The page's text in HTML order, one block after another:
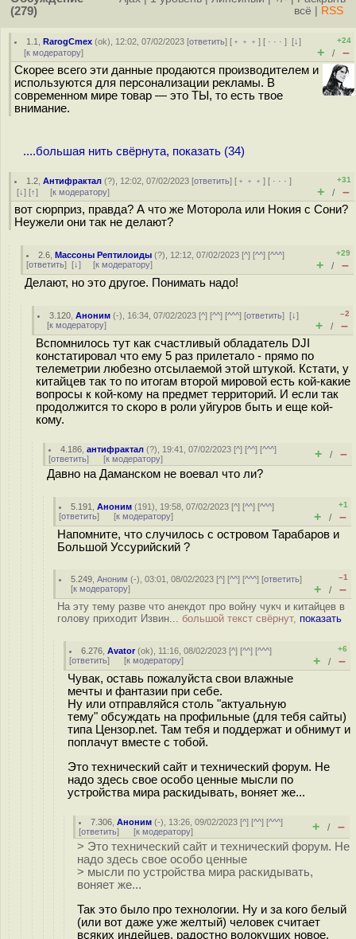
(279)
всё
RSS
1.1 ,RarogCmex (ok), 12:02, 07/02/2023 [ответить] [ ﹢﹢﹢] [ · · ·][↓]
[к модератору]
+24
+ / –
Скорее всего эти данные продаются производителем и
используются для персонализации рекламы. В
современном мире товар — это ТЫ, то есть твое
внимание.
....большая нить свёрнута, показать (34)
1.2 ,Антифрактал (?), 12:02, 07/02/2023 [ответить] [ ﹢﹢﹢] [ · · ·]
[↓] [↑] [к модератору]
+31
+ / –
вот сюрприз, правда? А что же Моторола или Нокия с Сони?
Неужели они так не делают?
2.6 ,Массоны Рептилоиды (?), 12:12, 07/02/2023 [^] [^^] [^^^]
[ответить] [↓] [к модератору]
+29
+ / –
Делают, но это другое. Понимать надо!
3.120 ,Аноним (-), 16:34, 07/02/2023 [^] [^^] [^^^] [ответить][↓]
[к модератору]
–2
+ / –
Вспомнилось тут как счастливый обладатель DJI
констатировал что ему 5 раз прилетало - прямо по
телеметрии любезно отсылаемой этой штукой. Кстати, у
китайцев так то по итогам второй мировой есть кой-какие
вопросы к кой-кому на предмет территорий. И если так
продолжится то скоро в роли уйгуров быть и еще кой-
кому.
4.186 ,антифрактал (?), 19:41, 07/02/2023 [^] [^^] [^^^]
[ответить] [к модератору] + / –
Давно на Даманском не воевал что ли?
5.191 ,Аноним (191), 19:58, 07/02/2023 [^] [^^] [^^^]
[ответить] [к модератору]
+1
+ / –
Напомните, что случилось с островом Тарабаров и
Большой Уссурийский ?
5.249 ,Аноним (-), 03:01, 08/02/2023 [^] [^^] [^^^] [ответить]
[к модератору]
–1
+ / –
На эту тему разве что анекдот про войну чукч и китайцев в
голову приходит Извин... большой текст свёрнут, показать
6.276 ,Avator(ok), 11:16, 08/02/2023 [^] [^^] [^^^]
[ответить] [к модератору]
+6
+ / –
Чувак, оставь пожалуйста свои влажные
мечты и фантазии при себе.
Ну или отправляйся столь "актуальную
тему" обсуждать на профильные (для тебя сайты)
типа Цензор.net. Там тебя и поддержат и обнимут и
поплачут вместе с тобой.
Это технический сайт и технический форум. Не
надо здесь свое особо ценные мысли по
устройства мира раскидывать, воняет же...
7.306 ,Аноним (-), 13:26, 09/02/2023 [^] [^^] [^^^]
[ответить] [к модератору] + / –
> Это технический сайт и технический форум. Не
надо здесь свое особо ценные
> мысли по устройства мира раскидывать,
воняет же...
Так это было про технологии. Ну и за кого белый
(или вот даже уже желтый) человек считает
всяких индейцев, радостно волокущих новое,